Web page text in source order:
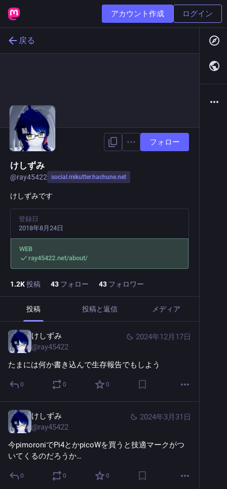
アカウント作成 ログイン
戻る
フォロー
けしずみ
@ray45422 social.mikutter.hachune.net
けしずみです
登録日
2018年8月24日
WEB
ray45422.net/about/
1.2K投稿 43 フォロー 43 フォロワー
投稿 投稿と返信 メディア
2024年12月17日
けしずみ
@ray45422
たまには何か書き込んで生存報告でもしよう
0 0 0
2024年3月31日
けしずみ
@ray45422
今pimoroniでPi4とかpicoWを買うと技適マークがつ
いてくるのだろうか…
0 0 0